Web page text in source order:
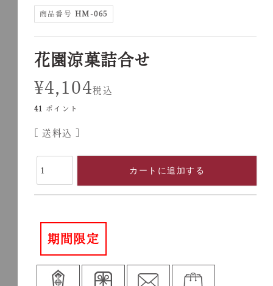
商品番号 HM-065
花園涼菓詰合せ
¥4,104税込
41 ポイント
送料込
カートに追加する
期間限定